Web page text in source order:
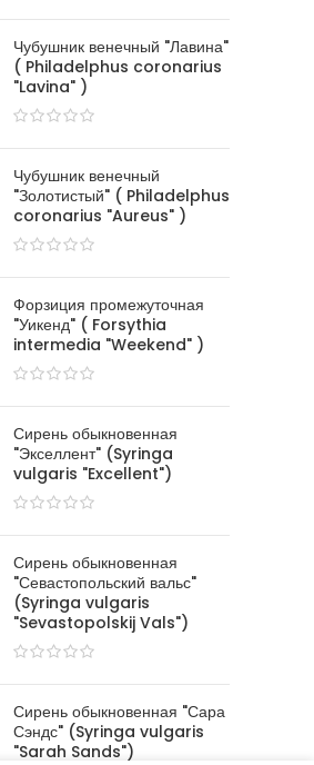
Чубушник венечный "Лавина"
( Philadelphus coronarius
"Lavina" )
Чубушник венечный
"Золотистый" ( Philadelphus
coronarius "Aureus" )
Форзиция промежуточная
"Уикенд" ( Forsythia
intermedia "Weekend" )
Сирень обыкновенная
"Экселлент" (Syringa
vulgaris "Excellent")
Сирень обыкновенная
"Севастопольский вальс"
(Syringa vulgaris
"Sevastopolskij Vals")
Сирень обыкновенная "Сара
Сэндс" (Syringa vulgaris
"Sarah Sands")